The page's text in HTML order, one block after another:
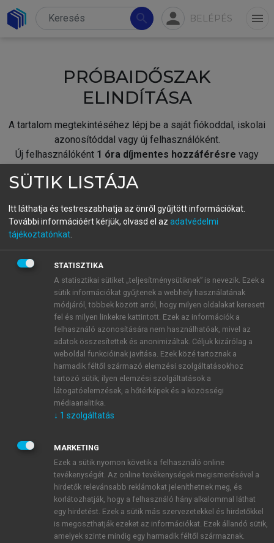
search person BELÉPÉS menu
PRÓBAIDŐSZAK
ELINDÍTÁSA
A tartalom megtekintéséhez lépj be a saját fiókoddal, iskolai
azonosítóddal vagy új felhasználóként.
Új felhasználóként 1 óra díjmentes hozzáférésre vagy
fiókoddal,vagy hozz létre új fiókot.
A regisztráció után apróbaidőszakautomatikusan
BELÉPÉS SAJÁT FIÓKKAL
ÚJ FIÓK LÉTREHOZÁSA
1 óra díjmentes hozzáférés
E-MAIL-CÍM
JELSZÓ
JELSZÓ ÚJRA
Kérek értesítést a MeRSZ újdonságairól, akcióiról.
SÜTIK LISTÁJA
Itt láthatja és testreszabhatja az önről gyűjtött információkat.
További információért kérjük, olvasd el az adatvédelmi
tájékoztatónkat
STATISZTIKA
A statisztikai sütiket „teljesítménysütiknek” is nevezik. Ezek a
sütik információkat gyűjtenek a webhely használatának
módjáról, többek között arról, hogy milyen oldalakat keresett
fel és milyen linkekre kattintott. Ezek az információk a
felhasználó azonosítására nem használhatóak, mivel az
adatok összesítettek és anonimizáltak. Céljuk kizárólag a
weboldal funkcióinak javítása. Ezek közé tartoznak a
harmadik féltől származó elemzési szolgáltatásokhoz
tartozó sütik; ilyen elemzési szolgáltatások a
látogatóelemzések, a hőtérképek és a közösségi
médiaanalitika.
↓ 1 szolgáltatás
MARKETING
Ezek a sütik nyomon követik a felhasználó online
tevékenységét. Az online tevékenységek megismerésével a
hirdetők relevánsabb reklámokat jeleníthetnek meg, és
korlátozhatják, hogy a felhasználó hány alkalommal láthat
egy hirdetést. Ezek a sütik más szervezetekkel és hirdetőkkel
is megoszthatják ezeket az információkat. Ezek állandó sütik,
amelyek szinte mindig egy harmadik féltől származnak.